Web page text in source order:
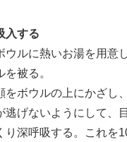
入する
ウルに熱いお湯を用意
を被る。
をボウルの上にかざし
逃げないようにして、
り深呼吸する。これを